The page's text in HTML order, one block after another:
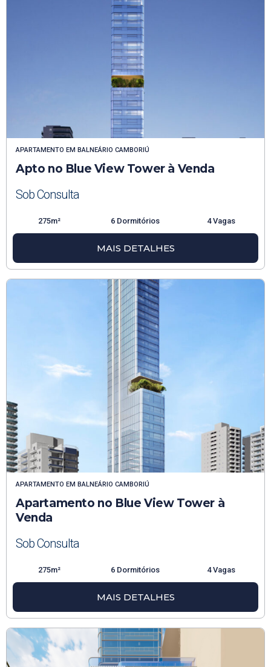
APARTAMENTO EM BALNEÁRIO CAMBORIÚ
Apto no Blue View Tower à Venda
Sob Consulta
275m² 6 Dormitórios 4 Vagas
MAIS DETALHES
APARTAMENTO EM BALNEÁRIO CAMBORIÚ
Apartamento no Blue View Tower à
Venda
Sob Consulta
275m² 6 Dormitórios 4 Vagas
MAIS DETALHES